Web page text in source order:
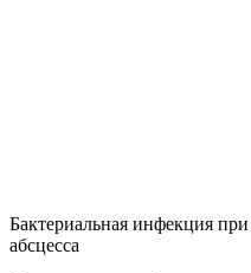
Бактериальная инфекция
абсцесса